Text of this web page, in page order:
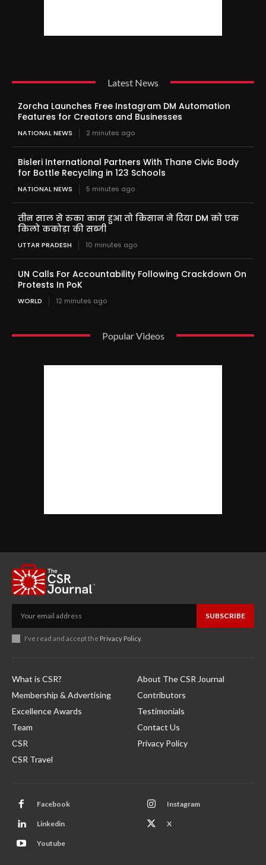
Latest News
Zorcha Launches Free Instagram DM Automation
Features for Creators and Businesses
NATIONAL NEWS 2 minutes ago
Bisleri International Partners With Thane Civic Body
for Bottle Recycling in 123 Schools
NATIONAL NEWS 5 minutes ago
तीन साल से रुका काम हुआ तो किसान ने दिया DM को एक
किलो ककोड़ा की सब्जी
UTTAR PRADESH 10 minutes ago
UN Calls For Accountability Following Crackdown On
Protests In PoK
WORLD 12 minutes ago
Popular Videos
SUBSCRIBE
I've read and accept the Privacy Policy.
What is CSR?
Membership & Advertising
Excellence Awards
Team
CSR
CSR Travel
About The CSR Journal
Contributors
Testimonials
Contact Us
Privacy Policy
Facebook Instagram
Linkedin X
Youtube